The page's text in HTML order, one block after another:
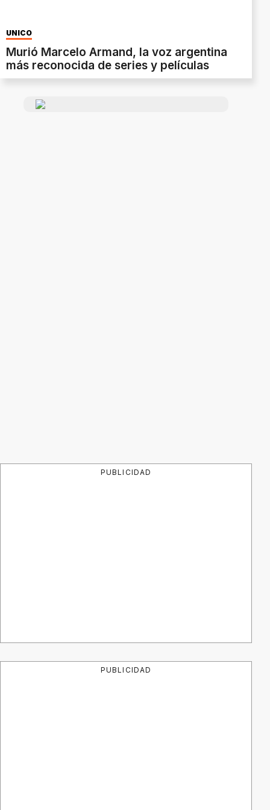
ÚNICO
Murió Marcelo Armand, la voz argentina
más reconocida de series y películas
PUBLICIDAD
PUBLICIDAD